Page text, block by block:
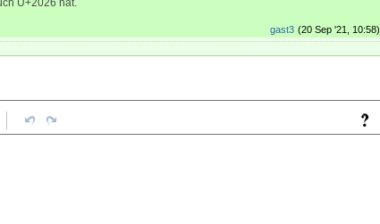
U+2026 hat.
(20 Sep '21, 10:58)
gast3